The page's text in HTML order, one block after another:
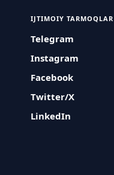
IJTIMOIY TARMOQLAR
Telegram
Instagram
Facebook
Twitter/X
LinkedIn